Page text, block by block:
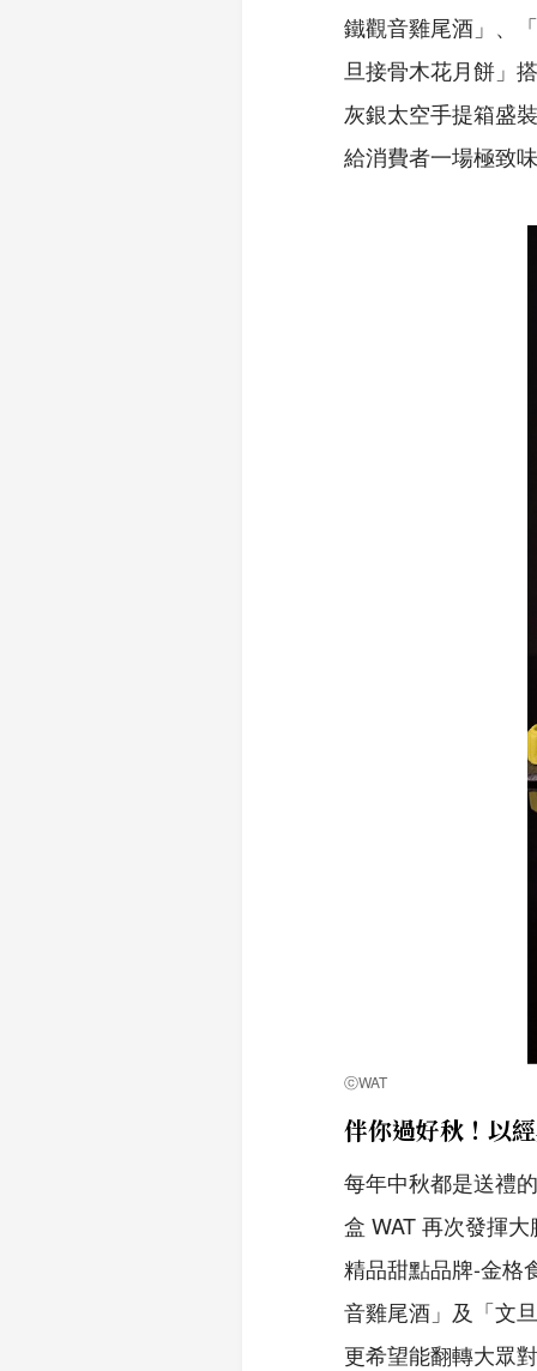
鐵觀音雞尾酒」、
旦接骨木花月餅」
灰銀太空手提箱盛
給消費者一場極致
ⓒWAT
伴你過好秋！以
每年中秋都是送禮
盒 WAT 再次發揮
精品甜點品牌-金格
音雞尾酒」及「文
更希望能翻轉大眾